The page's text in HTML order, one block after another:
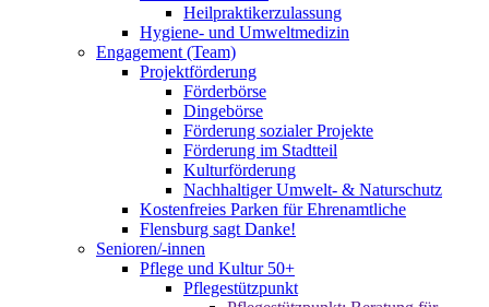
Heilpraktikerzulassung
Hygiene- und Umweltmedizin
Engagement (Team)
Projektförderung
Förderbörse
Dingebörse
Förderung sozialer Projekte
Förderung im Stadtteil
Kulturförderung
Nachhaltiger Umwelt- & Naturschutz
Kostenfreies Parken für Ehrenamtliche
Flensburg sagt Danke!
Senioren/-innen
Pflege und Kultur 50+
Pflegestützpunkt